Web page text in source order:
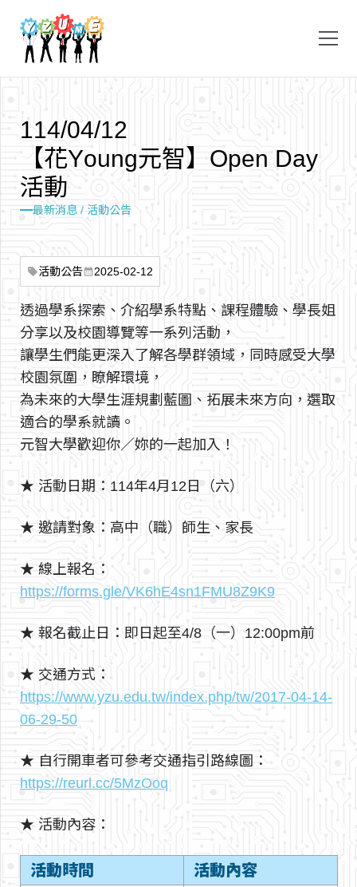
最新消息 / 活動公告
114/04/12
【花Young元智】 Open Day
活動
sell活動公告calendar_month 2025-02-12
透過學系探索、介紹學系特點、課程體驗、學長姐
分享以及校園導覽等一系列活動，
讓學生們能更深入了解各學群領域，同時感受大學
校園氛圍，瞭解環境，
為未來的大學生涯規劃藍圖、拓展未來方向，選取
適合的學系就讀。
元智大學歡迎你／妳的一起加入！
★ 活動日期：114年4月12日（六）
★ 邀請對象：高中（職）師生、家長
★ 線上報名：
https://forms.gle/VK6hE4sn1FMU8Z9K9
★ 報名截止日：即日起至4/8（一）12:00pm前
★ 交通方式：
https://www.yzu.edu.tw/index.php/tw/2017-04-14-
06-29-50
★ 自行開車者可參考交通指引路線圖：
https://reurl.cc/5MzOoq
★ 活動內容：
活動時間 活動內容